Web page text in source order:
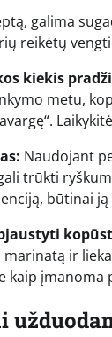
galima
reikėtų
kiekis
metu,
Naudojant
trūkti
būtinai ją
marinatą ir
kaip įmanoma